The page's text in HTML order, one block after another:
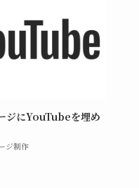
ジにYouTubeを埋め
ジ制作